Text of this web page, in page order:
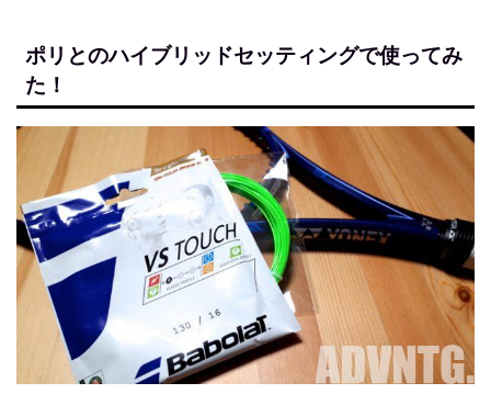
ポリとのハイブリッドセッティングで使ってみ
た！